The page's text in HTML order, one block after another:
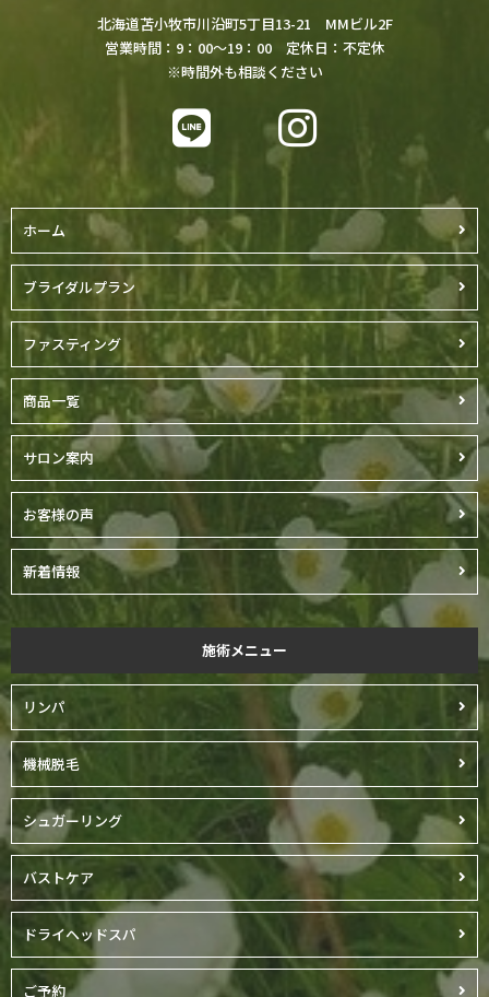
北海道苫小牧市川沿町5丁目13-21 MMビル2F
営業時間：9：00～19：00 定休日：不定休
※時間外も相談ください
ホーム
ブライダルプラン
ファスティング
商品一覧
サロン案内
お客様の声
新着情報
施術メニュー
リンパ
機械脱毛
シュガーリング
バストケア
ドライヘッドスパ
ご予約